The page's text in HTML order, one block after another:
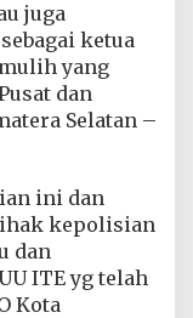
juga
ketua
yang
dan
Selatan –
ini dan
kepolisian
dan
ITE yg telah
Kota